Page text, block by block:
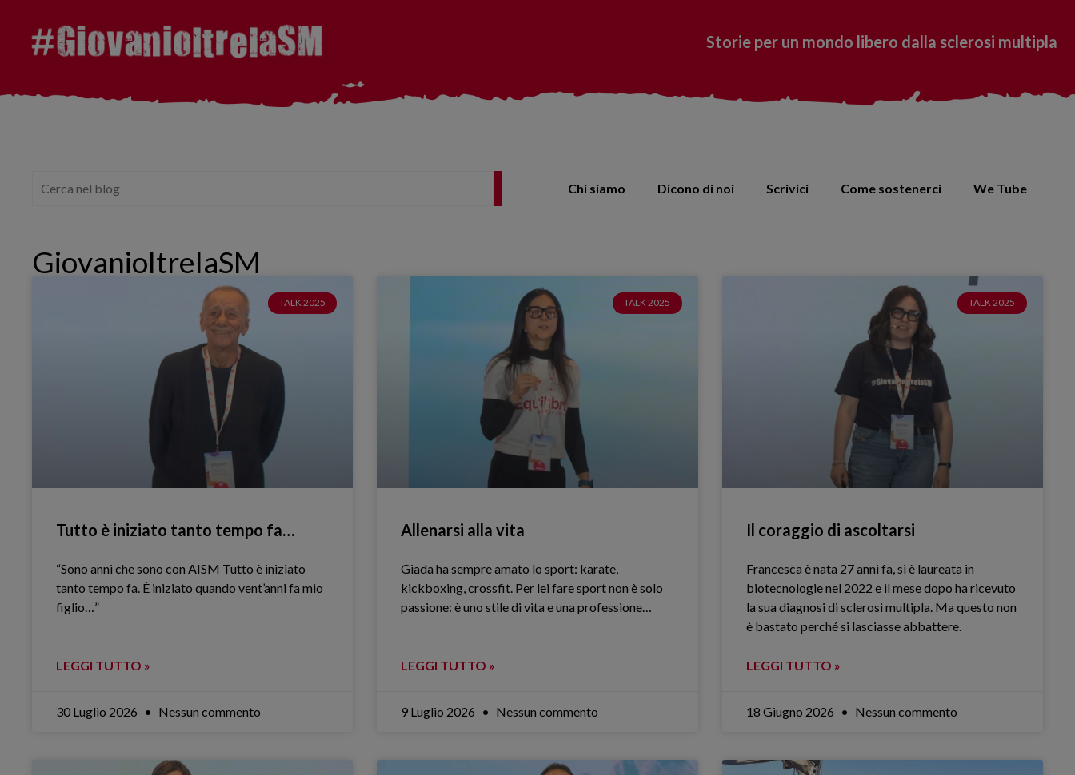
Storie per un mondo libero dalla sclerosi multipla
Chi siamo Dicono di noi Scrivici Come sostenerci We Tube
GiovanioltrelaSM
TALK 2025
Tutto è iniziato tanto tempo fa…
“Sono anni che sono con AISM Tutto è iniziato
tanto tempo fa. È iniziato quando vent’anni fa mio
figlio…”
LEGGI TUTTO »
30 Luglio 2026 Nessun commento
TALK 2025
Allenarsi alla vita
Giada ha sempre amato lo sport: karate,
kickboxing, crossfit. Per lei fare sport non è solo
passione: è uno stile di vita e una professione…
LEGGI TUTTO »
9 Luglio 2026 Nessun commento
TALK 2025
Il coraggio di ascoltarsi
Francesca è nata 27 anni fa, si è laureata in
biotecnologie nel 2022 e il mese dopo ha ricevuto
la sua diagnosi di sclerosi multipla. Ma questo non
è bastato perché si lasciasse abbattere.
LEGGI TUTTO »
18 Giugno 2026 Nessun commento